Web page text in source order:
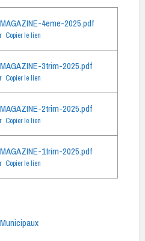
4eme-2025.pdf
Copier le lien
3trim-2025.pdf
Copier le lien
2trim-2025.pdf
Copier le lien
1trim-2025.pdf
Copier le lien